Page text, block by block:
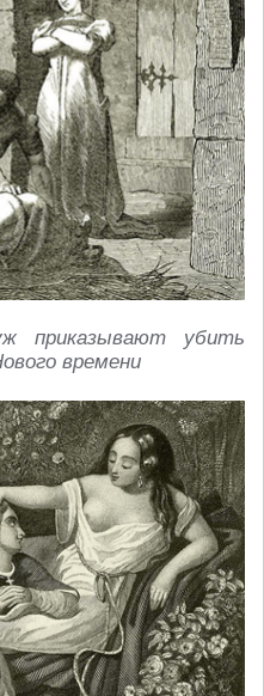
приказывают убить
времени